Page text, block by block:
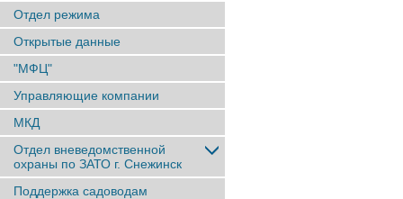
Отдел режима
Открытые данные
"МФЦ"
Управляющие компании
МКД
Отдел вневедомственной
охраны по ЗАТО г. Снежинск
Поддержка садоводам